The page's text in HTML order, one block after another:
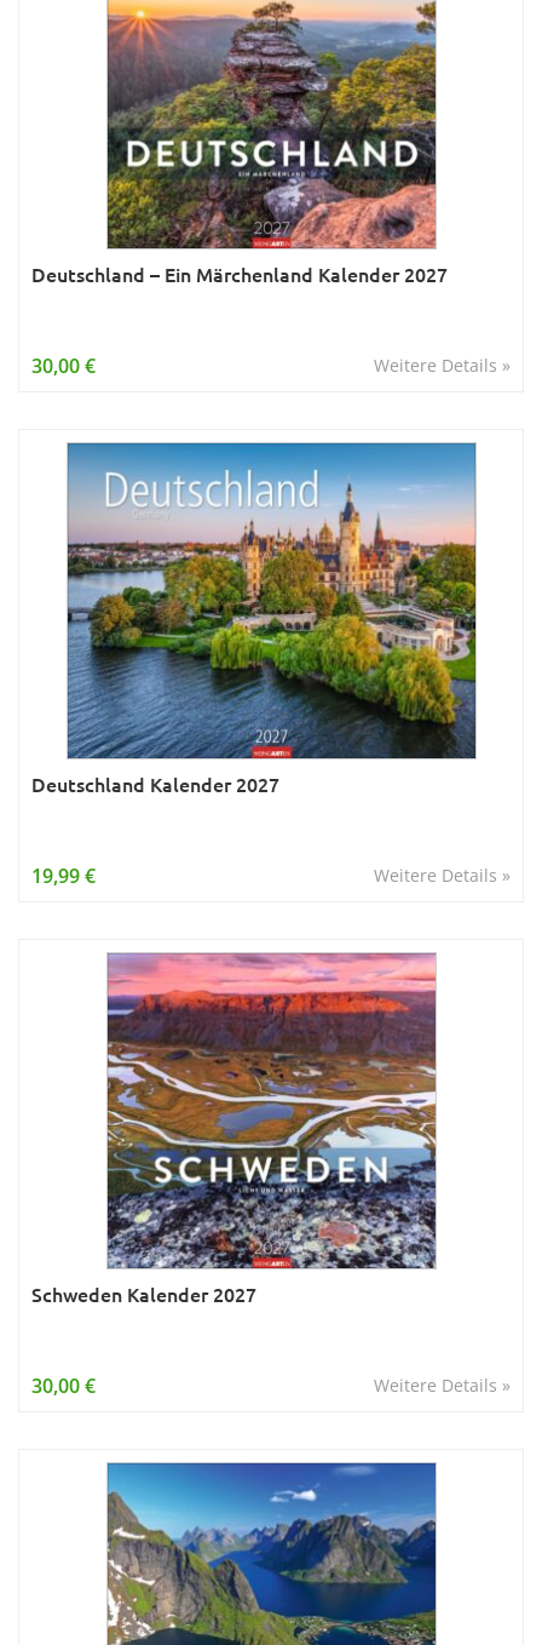
Deutschland – Ein Märchenland Kalender 2027
Weitere Details »
30,00 €
Deutschland Kalender 2027
Weitere Details »
19,99 €
Schweden Kalender 2027
Weitere Details »
30,00 €